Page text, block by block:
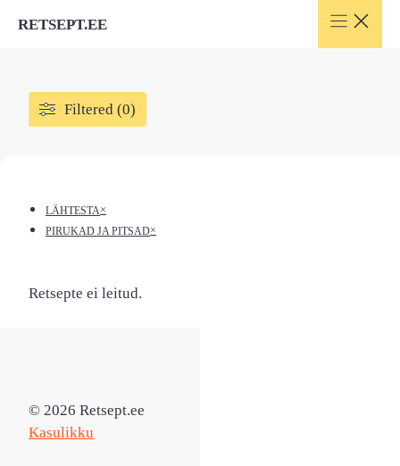
RETSEPT.EE
Filtered (0)
LÄHTESTA×
PIRUKAD JA PITSAD×
Retsepte ei leitud.
© 2026 Retsept.ee
Kasulikku